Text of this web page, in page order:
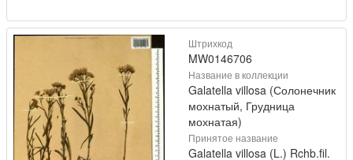
Штрихкод
MW0146706
Название в коллекции
Galatella villosa (Солонечник
мохнатый, Грудница
мохнатая)
Принятое название
Galatella villosa (L.) Rchb.fil.